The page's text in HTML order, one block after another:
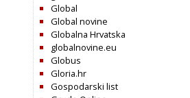
Global
Global novine
Globalna Hrvatska
globalnovine.eu
Globus
Gloria.hr
Gospodarski list